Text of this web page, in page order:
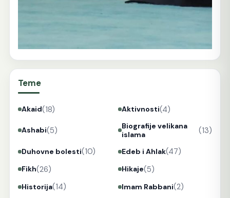
Teme
Akaid(18) Aktivnosti(4)
Ashabi(5)
Biografije velikana
islama
(13)
Duhovne bolesti(10) Edeb i Ahlak(47)
Fikh(26) Hikaje(5)
Historija(14) Imam Rabbani(2)